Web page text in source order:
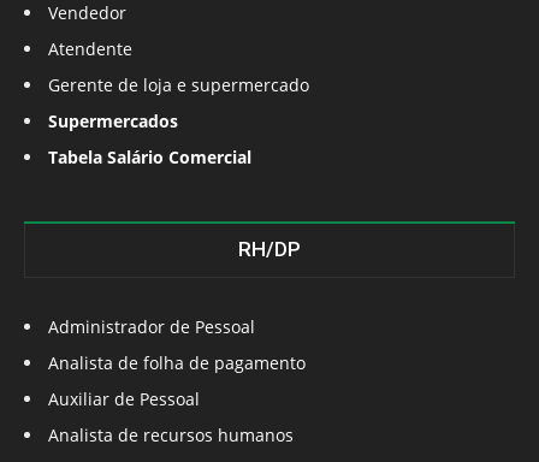
Vendedor
Atendente
Gerente de loja e supermercado
Supermercados
Tabela Salário Comercial
RH/DP
Administrador de Pessoal
Analista de folha de pagamento
Auxiliar de Pessoal
Analista de recursos humanos